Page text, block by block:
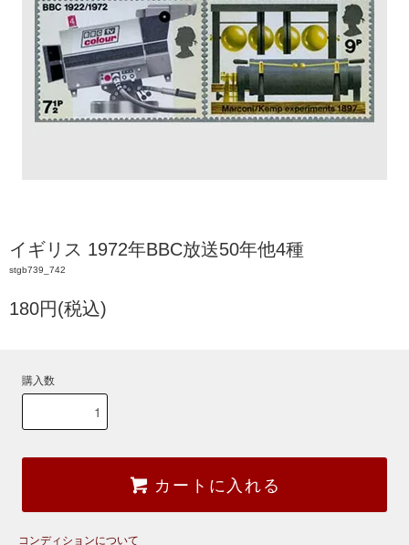
イギリス 1972年BBC放送50年他4種
stgb739_742
180円(税込)
購入数
カートに入れる
コンディションについて